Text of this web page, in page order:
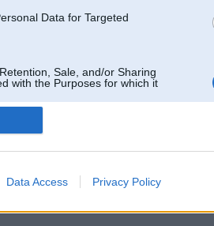
Data for Targeted
Sale, and/or Sharing
with the Purposes for which it
Data Access Privacy Policy